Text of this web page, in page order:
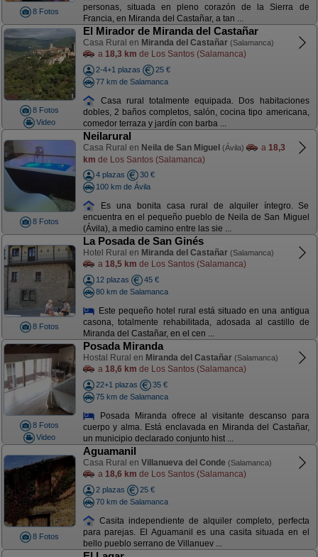
8 Fotos
personas, situada en pleno corazón de la Sierra de
Francia, en Miranda del Castañar, a tan ...
8 Fotos
Video
El Mirador de Miranda del Castañar
Casa Rural en Miranda del Castañar (Salamanca)
a 18,3 km de Los Santos (Salamanca)
2-4+1 plazas
25 €
77 km de Salamanca
Casa rural totalmente equipada. Dos habitaciones
dobles, 2 baños completos, salón, cocina tipo americana,
comedor terraza y jardín con barba ...
8 Fotos
Neilarural
Casa Rural en Neila de San Miguel (Ávila) a 18,3
km de Los Santos (Salamanca)
4 plazas
30 €
100 km de Ávila
Es una bonita casa rural de alquiler íntegro. Se
encuentra en el pequeño pueblo de Neila de San Miguel
(Ávila), a medio camino entre las sie ...
8 Fotos
La Posada de San Ginés
Hotel Rural en Miranda del Castañar (Salamanca)
a 18,5 km de Los Santos (Salamanca)
12 plazas
45 €
80 km de Salamanca
Este pequeño hotel rural está situado en una antigua
casona, totalmente rehabilitada, adosada al castillo de
Miranda del Castañar, en el cen ...
8 Fotos
Video
Posada Miranda
Hostal Rural en Miranda del Castañar (Salamanca)
a 18,6 km de Los Santos (Salamanca)
22+1 plazas
35 €
75 km de Salamanca
Posada Miranda ofrece al visitante descanso para
cuerpo y alma. Está enclavada en Miranda del Castañar,
un municipio declarado conjunto hist ...
8 Fotos
Aguamanil
Casa Rural en Villanueva del Conde (Salamanca)
a 18,6 km de Los Santos (Salamanca)
2 plazas
25 €
70 km de Salamanca
Casita independiente de alquiler completo, perfecta
para parejas. El Aguamanil es una casita situada en el
bello pueblo serrano de Villanuev ...